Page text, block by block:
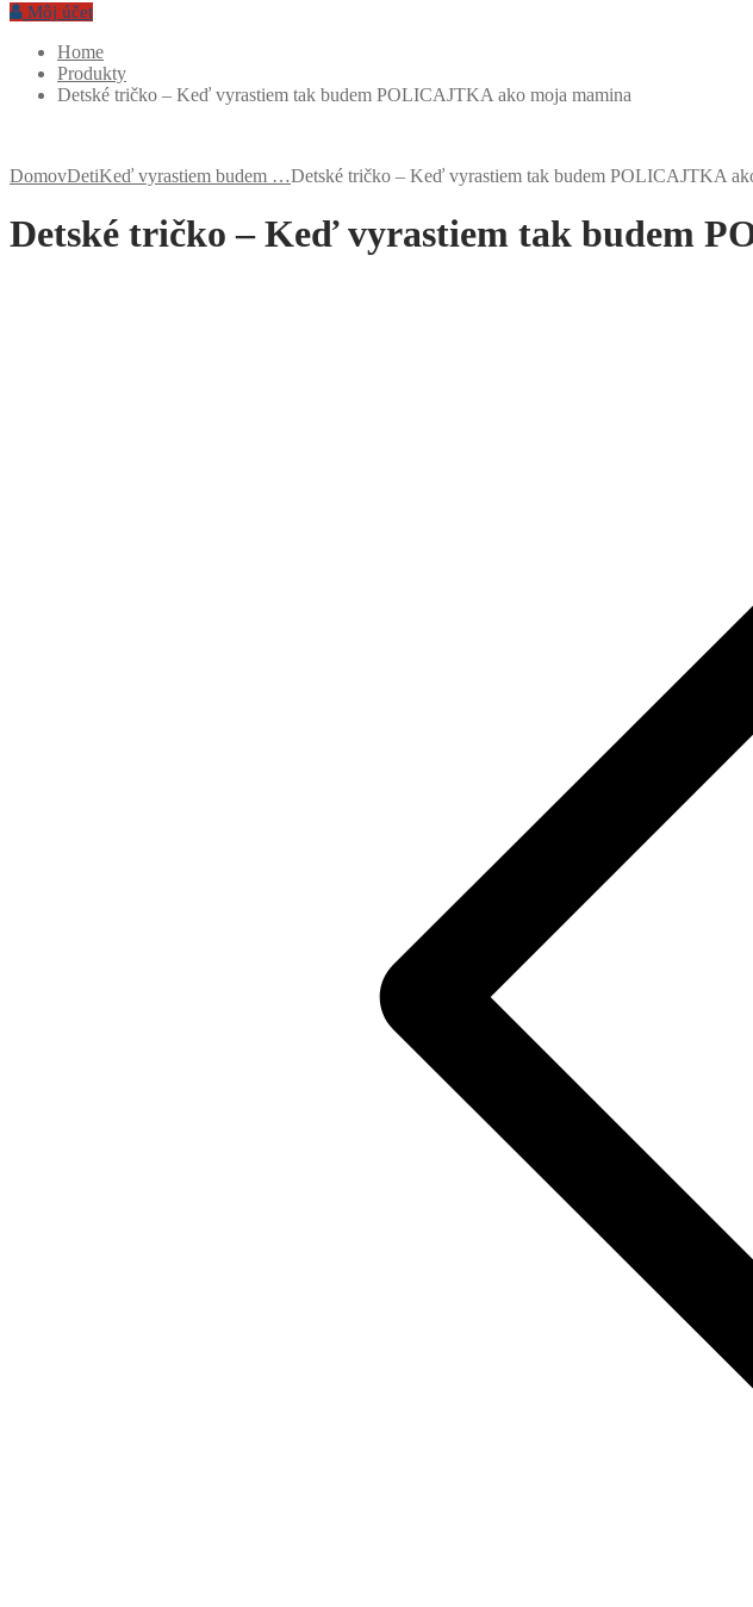
Môj účet
Home
Produkty
Detské tričko – Keď vyrastiem tak budem POLICAJTKA ako moja mamina
DomovDetiKeď vyrastiem budem …Detské tričko – Keď vyrastiem tak budem POLICAJTKA
Detské tričko – Keď vyrastiem tak budem